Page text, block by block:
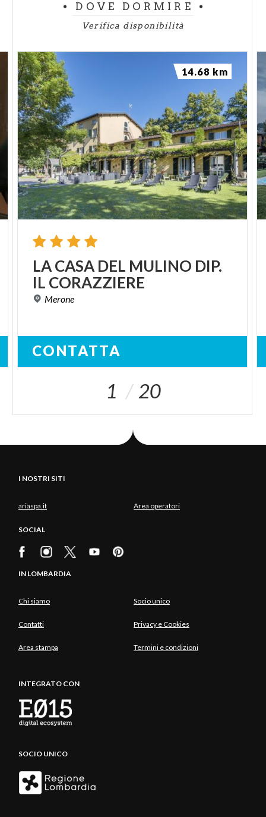
DOVE DORMIRE
Verifica disponibilità
LACASA DEL MULINO DIP.
IL CORAZZIERE
Merone
CONTATTA
14.68 km
1 20
I NOSTRI SITI
ariaspa.it Area operatori
SOCIAL
IN LOMBARDIA
Chi siamo Socio unico
Contatti Privacy e Cookies
Area stampa Termini e condizioni
INTEGRATO CON
SOCIO UNICO